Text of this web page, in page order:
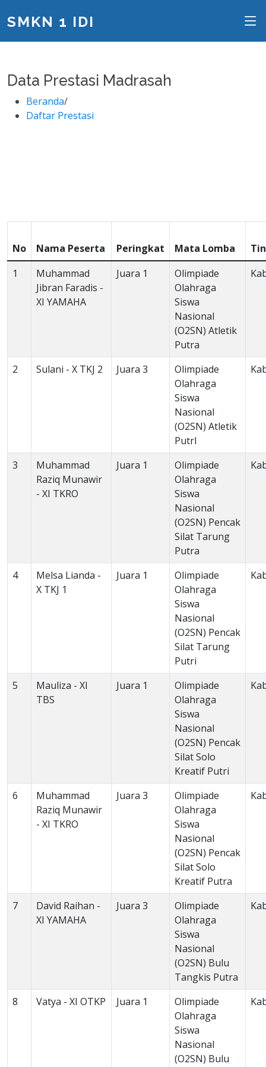
SMKN 1 IDI
Data Prestasi Madrasah
Beranda/
Daftar Prestasi
No Nama Peserta Peringkat Mata Lomba
1
Muhammad
Jibran Faradis -
XI YAMAHA
Juara 1
Olimpiade
Olahraga
Siswa
Nasional
(O2SN) Atletik
Putra
2 Sulani - X TKJ 2 Juara 3
Olimpiade
Olahraga
Siswa
Nasional
(O2SN) Atletik
PutrI
3
Muhammad
Raziq Munawir
- XI TKRO
Juara 1
Olimpiade
Olahraga
Siswa
Nasional
(O2SN) Pencak
Silat Tarung
Putra
4
Melsa Lianda -
X TKJ 1
Juara 1
Olimpiade
Olahraga
Siswa
Nasional
(O2SN) Pencak
Silat Tarung
Putri
5
Mauliza - XI
TBS
Juara 1
Olimpiade
Olahraga
Siswa
Nasional
(O2SN) Pencak
Silat Solo
Kreatif Putri
6
Muhammad
Raziq Munawir
- XI TKRO
Juara 3
Olimpiade
Olahraga
Siswa
Nasional
(O2SN) Pencak
Silat Solo
Kreatif Putra
7
David Raihan -
XI YAMAHA
Juara 3
Olimpiade
Olahraga
Siswa
Nasional
(O2SN) Bulu
Tangkis Putra
8 Vatya - XI OTKP Juara 1
Olimpiade
Olahraga
Siswa
Nasional
(O2SN) Bulu